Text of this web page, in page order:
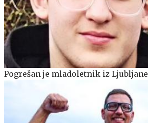
Pogrešan je mladoletnik iz Ljubljane